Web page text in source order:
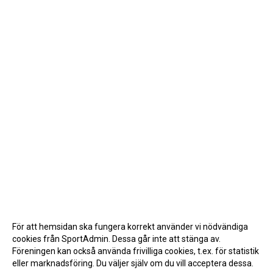
För att hemsidan ska fungera korrekt använder vi nödvändiga
cookies från SportAdmin. Dessa går inte att stänga av.
Föreningen kan också använda frivilliga cookies, t.ex. för statistik
eller marknadsföring. Du väljer själv om du vill acceptera dessa.